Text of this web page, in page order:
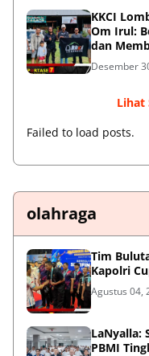
KKCI
Om Irul:
dan
Desember
Lihat
Failed to load posts.
olahraga
Tim
Kapolri
Agustus 04,
LaNyalla:
PBMI